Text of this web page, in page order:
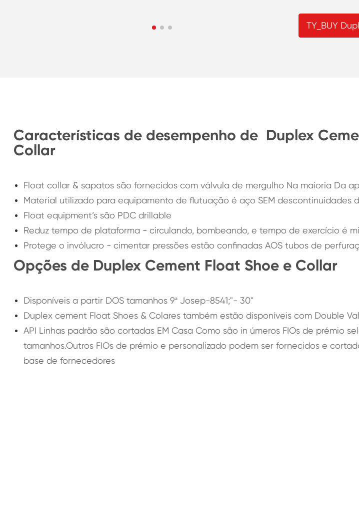
TY_BUY
Características de desempenho de Duplex
Collar
Float collar & sapatos são fornecidos com válvula de mergulho Na maioria Da
Material utilizado para equipamento de flutuação é aço SEM descontinuidades
Float equipment’s são PDC drillable
Reduz tempo de plataforma - circulando, bombeando, e tempo de exercício é
Protege o invólucro - cimentar pressões estão confinadas AOS tubos de
Opções de Duplex Cement Float Shoe e Collar
Disponíveis a partir DOS tamanhos 9ª Josep-8541;"- 30"
Duplex cement Float Shoes & Colares também estão disponíveis com Double
API Linhas padrão são cortadas EM Casa Como são in úmeros FIOs de prémio
tamanhos.Outros FIOs de prémio e personalizado podem ser fornecidos e
base de fornecedores